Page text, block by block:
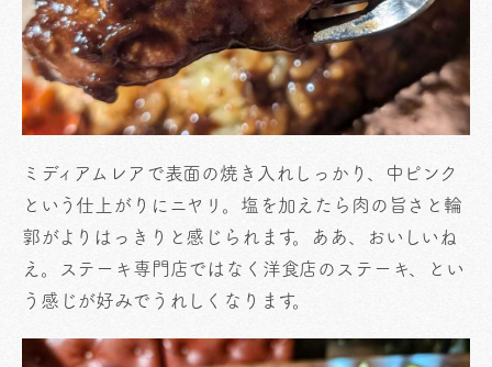
ミディアムレアで表面の焼き入れしっかり、中ピンク
という仕上がりにニヤリ。塩を加えたら肉の旨さと輪
郭がよりはっきりと感じられます。ああ、おいしいね
え。ステーキ専門店ではなく洋食店のステーキ、とい
う感じが好みでうれしくなります。